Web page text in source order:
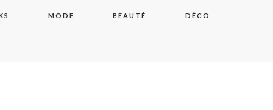
MODE BEAUTÉ DÉCO